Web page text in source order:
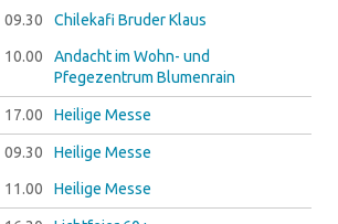
09.30 Chilekafi Bruder Klaus
10.00
Andacht im Wohn- und
Pfegezentrum Blumenrain
17.00 Heilige Messe
09.30 Heilige Messe
11.00 Heilige Messe